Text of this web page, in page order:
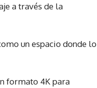
a través de la
un espacio donde lo
formato 4K para